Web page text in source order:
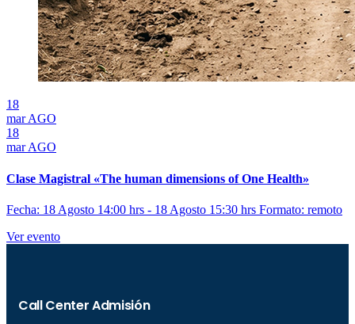
18
mar AGO
18
mar AGO
Clase Magistral «The human dimensions of One Health»
Fecha: 18 Agosto 14:00 hrs - 18 Agosto 15:30 hrs Formato: remoto
Ver evento